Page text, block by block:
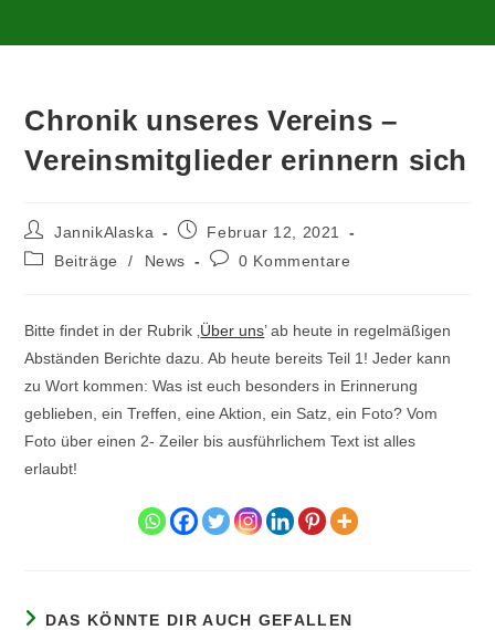
Chronik unseres Vereins –
Vereinsmitglieder erinnern sich
Beitrags-
Autor:
JannikAlaska
Beitrag
veröffentlicht:
Februar 12, 2021
Beitrags-
Beiträge / News
Beitrags-
0 Kommentare
Bitte findet in der Rubrik ‚ Über uns’ ab heute in regelmäßigen
Abständen Berichte dazu. Ab heute bereits Teil 1! Jeder kann
zu Wort kommen: Was ist euch besonders in Erinnerung
geblieben, ein Treffen, eine Aktion, ein Satz, ein Foto? Vom
Foto über einen 2- Zeiler bis ausführlichem Text ist alles
erlaubt!
DAS KÖNNTE DIR AUCH GEFALLEN